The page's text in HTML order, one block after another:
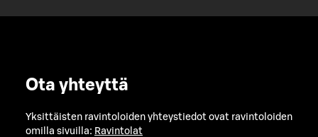
Ota yhteyttä
Yksittäisten ravintoloiden yhteystiedot ovat ravintoloiden
omilla sivuilla: Ravintolat